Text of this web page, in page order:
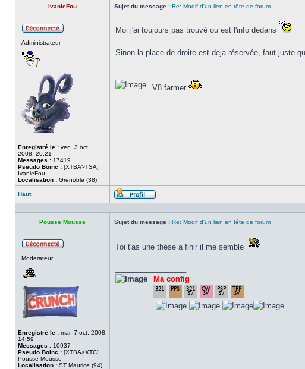
IvanleFou Sujet du message : Re: Modif d'un lien en tête de forum
Administrateur
Enregistré le : ven. 3 oct.
2008, 20:21
Messages : 17419
Pseudo Boinc : [XTBA>TSA]
IvanleFou
Localisation : Grenoble (38)
Moi j'ai toujours pas trouvé ou est l'info dedans
Sinon la place de droite est deja réservée, faut juste
V8 farmer
Haut
Profil
Pousse Mousse Sujet du message : Re: Modif d'un lien en tête de forum
Moderateur
Enregistré le : mar. 7 oct. 2008,
14:59
Messages : 10937
Pseudo Boinc : [XTBA>XTC]
Pousse Mousse
Localisation : ST Maurice (94)
Toi t'as une thèse a finir il me semble
Ma config